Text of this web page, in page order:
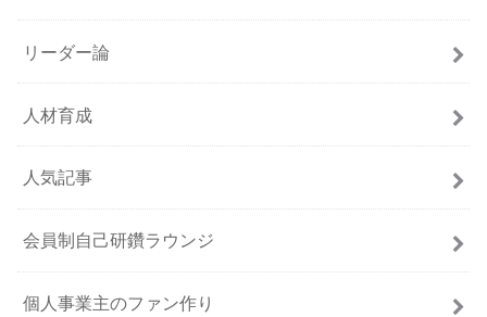
リーダー論
人材育成
人気記事
会員制自己研鑽ラウンジ
個人事業主のファン作り